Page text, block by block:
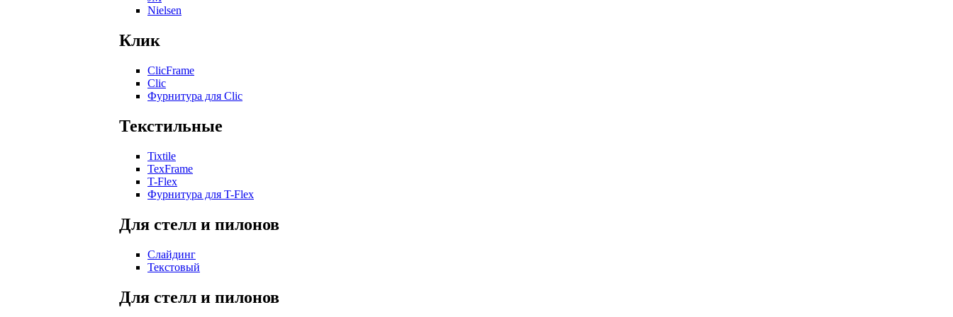
Nielsen
Клик
ClicFrame
Clic
Фурнитура для Clic
Текстильные
Tixtile
TexFrame
T-Flex
Фурнитура для T-Flex
Для стелл и пилонов
Слайдинг
Текстовый
Для стелл и пилонов